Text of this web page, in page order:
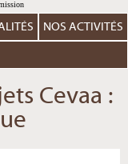
NOS ACTIVITÉS
Cevaa :